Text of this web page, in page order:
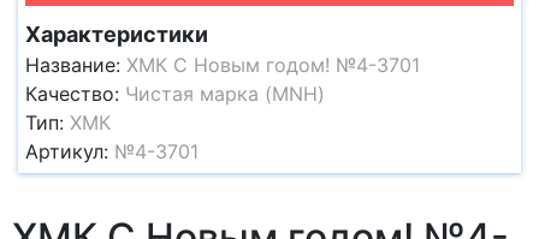
Характеристики
Название: ХМК С Новым годом! №4-3701
Качество: Чистая марка (MNH)
Тип: ХМК
Артикул: №4-3701